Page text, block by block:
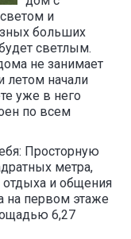
и
больших
светлым.
не занимает
летом начали
уже в него
по всем
Просторную
метра,
и общения
на первом этаже
6,27